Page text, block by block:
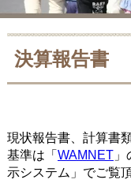
決算報告書
現状報告書、計算書
基準は「WAMNET」
示システム」でご覧